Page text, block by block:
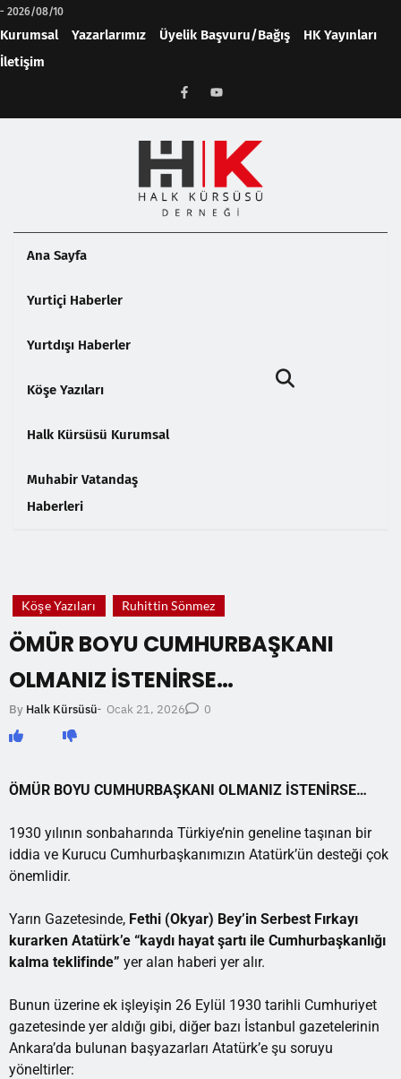
- 2026/08/10
Kurumsal Yazarlarımız Üyelik Başvuru/Bağış
HK Yayınları
İletişim
Ana Sayfa
Yurtiçi Haberler
Yurtdışı Haberler
Köşe Yazıları
Halk Kürsüsü Kurumsal
Muhabir Vatandaş
Haberleri
Köşe Yazıları Ruhittin Sönmez
ÖMÜR BOYU CUMHURBAŞKANI
OLMANIZ İSTENİRSE…
By Halk Kürsüsü- Ocak 21, 2026 0
ÖMÜR BOYU CUMHURBAŞKANI OLMANIZ İSTENİRSE…
1930 yılının sonbaharında Türkiye’nin geneline taşınan bir
iddia ve Kurucu Cumhurbaşkanımızın Atatürk’ün desteği çok
önemlidir.
Yarın Gazetesinde, Fethi (Okyar) Bey’in Serbest Fırkayı
kurarken Atatürk’e “kaydı hayat şartı ile Cumhurbaşkanlığı
kalma teklifinde” yer alan haberi yer alır.
Bunun üzerine ek işleyişin 26 Eylül 1930 tarihli Cumhuriyet
gazetesinde yer aldığı gibi, diğer bazı İstanbul gazetelerinin
Ankara’da bulunan başyazarları Atatürk’e şu soruyu
yöneltirler: